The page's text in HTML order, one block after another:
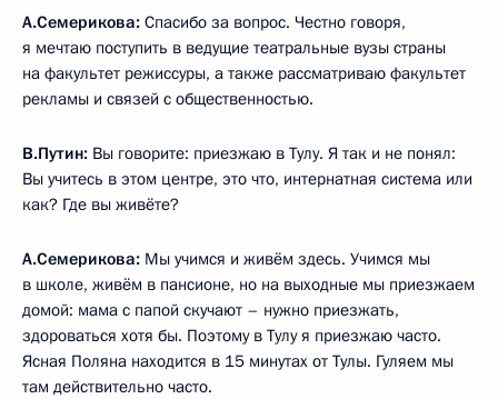
А.Семерикова: Спасибо за вопрос. Честно говоря,
я мечтаю поступить в ведущие театральные вузы страны
на факультет режиссуры, а также рассматриваю факультет
рекламы и связей с общественностью.
В.Путин: Вы говорите: приезжаю в Тулу. Я так и не понял:
Вы учитесь в этом центре, это что, интернатная система или
как? Где вы живёте?
А.Семерикова: Мы учимся и живём здесь. Учимся мы
в школе, живём в пансионе, но на выходные мы приезжаем
домой: мама с папой скучают – нужно приезжать,
здороваться хотя бы. Поэтому в Тулу я приезжаю часто.
Ясная Поляна находится в 15 минутах от Тулы. Гуляем мы
там действительно часто.